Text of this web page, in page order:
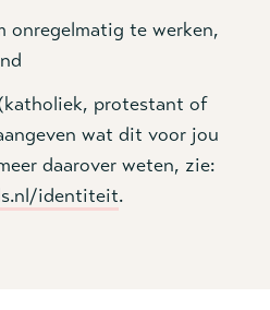
onregelmatig te werken,
protestant of
wat dit voor jou
daarover weten, zie:
identiteit.